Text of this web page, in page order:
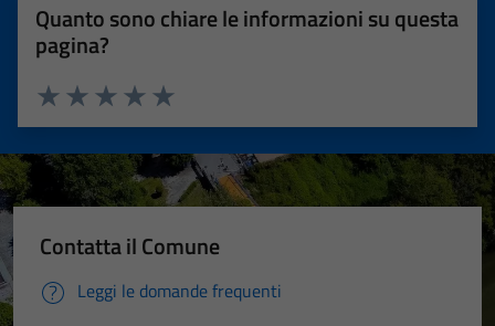
Quanto sono chiare le informazioni su questa
pagina?
Valuta 5 stelle su 5
Valuta 4 stelle su 5
Valuta 3 stelle su 5
Valuta 2 stelle su 5
Valuta 1 stelle su 5
Contatta il Comune
Leggi le domande frequenti